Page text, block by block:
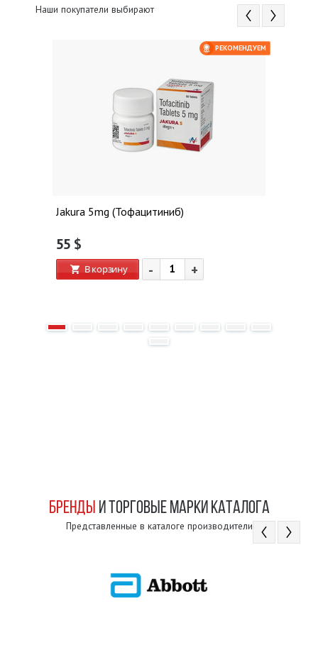
Наши покупатели выбирают
Jakura 5mg (Тофацитиниб)
55 $
В корзину - +
РЕКОМЕНДУЕМ
БРЕНДЫ И ТОРГОВЫЕ МАРКИ КАТАЛОГА
Представленные в каталоге производители